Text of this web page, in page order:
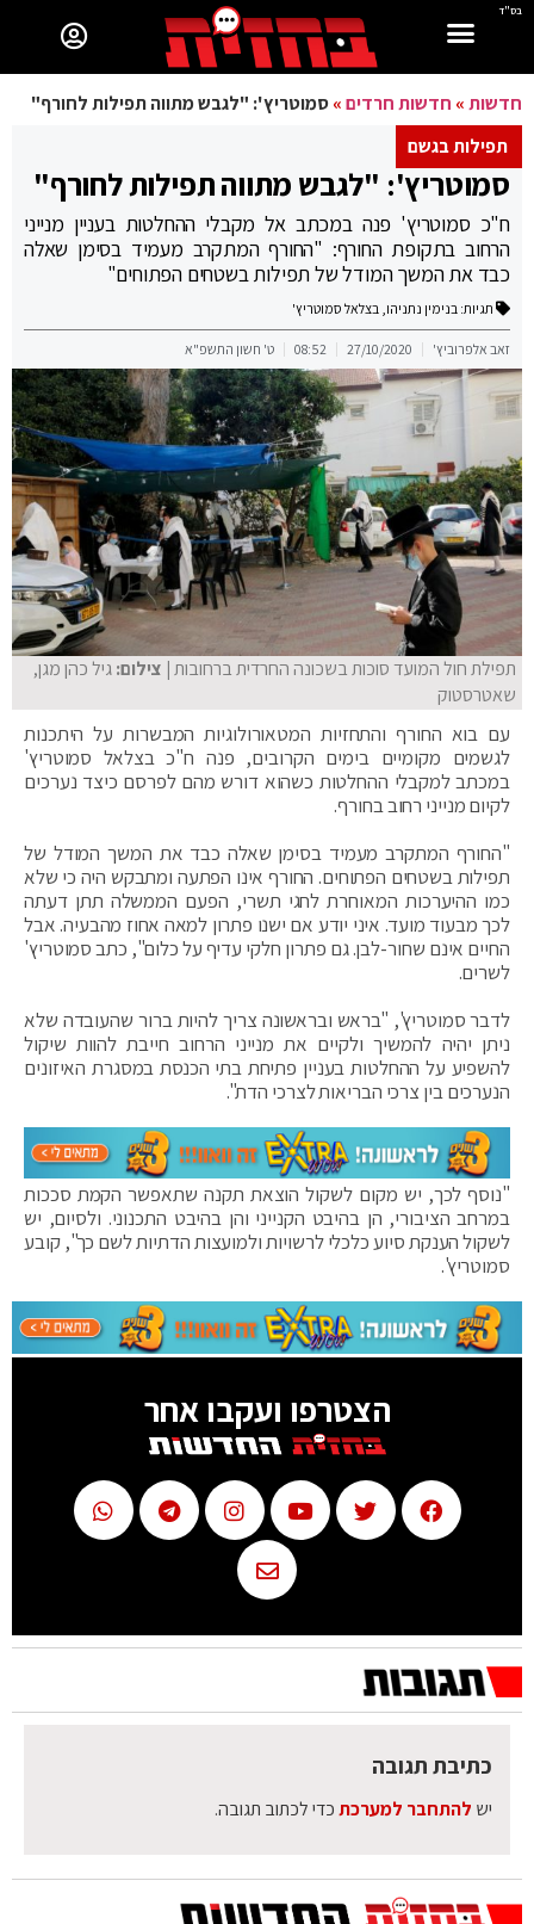
בס"ד
חדשות» חדשות חרדים»סמוטריץ': "לגבש מתווה תפילות לחורף"
תפילות בגשם
סמוטריץ': "לגבש מתווה תפילות לחורף"
ח"כ סמוטריץ' פנה במכתב אל מקבלי ההחלטות בעניין מנייני
הרחוב בתקופת החורף: "החורף המתקרב מעמיד בסימן שאלה
כבד את המשך המודל של תפילות בשטחים הפתוחים"
תגיות: בנימין נתניהו, בצלאל סמוטריץ'
זאב אלפרוביץ' 27/10/2020
08:52 ט' חשון התשפ"א
תפילת חול המועד סוכות בשכונה החרדית ברחובות| צילום:גיל כהן מגן,
שאטרסטוק
עם בוא החורף והתחזיות המטאורולוגיות המבשרות על היתכנות
לגשמים מקומיים בימים הקרובים, פנה ח"כ בצלאל סמוטריץ'
במכתב למקבלי ההחלטות כשהוא דורש מהם לפרסם כיצד נערכים
לקיום מנייני רחוב בחורף.
"החורף המתקרב מעמיד בסימן שאלה כבד את המשך המודל של
תפילות בשטחים הפתוחים. החורף אינו הפתעה ומתבקש היה כי שלא
כמו ההיערכות המאוחרת לחגי תשרי, הפעם הממשלה תתן דעתה
לכך מבעוד מועד. איני יודע אם ישנו פתרון למאה אחוז מהבעיה. אבל
החיים אינם שחור-לבן. גם פתרון חלקי עדיף על כלום", כתב סמוטריץ'
לשרים.
לדבר סמוטריץ', "בראש ובראשונה צריך להיות ברור שהעובדה שלא
ניתן יהיה להמשיך ולקיים את מנייני הרחוב חייבת להוות שיקול
להשפיע על ההחלטות בעניין פתיחת בתי הכנסת במסגרת האיזונים
הנערכים בין צרכי הבריאות לצרכי הדת".
"נוסף לכך, יש מקום לשקול הוצאת תקנה שתאפשר הקמת סככות
במרחב הציבורי, הן בהיבט הקנייני והן בהיבט התכנוני. ולסיום, יש
לשקול הענקת סיוע כלכלי לרשויות ולמועצות הדתיות לשם כך", קובע
סמוטריץ'.
הצטרפו ועקבו אחר
כתיבת תגובה
יש להתחבר למערכתכדי לכתוב תגובה.